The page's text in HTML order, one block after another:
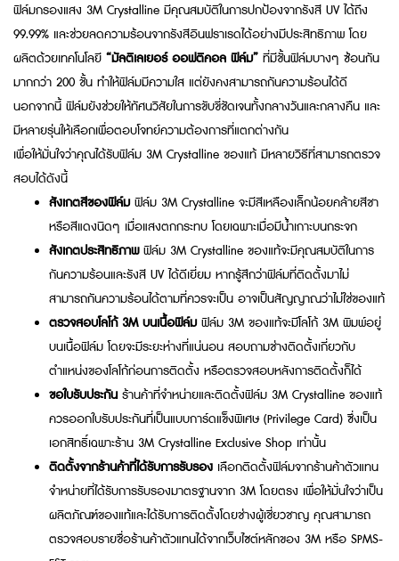
ฟิล์มกรองแสง 3M Crystalline มีคุณสมบัติในการปกป้องจากรังสี UV ได้ถึง
99.99% และช่วยลดความร้อนจากรังสีอินฟราเรดได้อย่างมีประสิทธิภาพ โดย
ผลิตด้วยเทคโนโลยี “มัลติเลเยอร์ ออฟติคอล ฟิล์ม” ที่มีชั้นฟิล์มบางๆ ซ้อนกัน
มากกว่า 200 ชั้น ทำให้ฟิล์มมีความใส แต่ยังคงสามารถกันความร้อนได้ดี
นอกจากนี้ ฟิล์มยังช่วยให้ทัศนวิสัยในการขับขี่ชัดเจนทั้งกลางวันและกลางคืน และ
มีหลายรุ่นให้เลือกเพื่อตอบโจทย์ความต้องการที่แตกต่างกัน
เพื่อให้มั่นใจว่าคุณได้รับฟิล์ม 3M Crystalline ของแท้ มีหลายวิธีที่สามารถตรวจ
สอบได้ดังนี้
สังเกตสีของฟิล์มฟิล์ม 3M Crystalline จะมีสีเหลืองเล็กน้อยคล้ายสีชา
หรือสีแดงนิดๆ เมื่อแสงตกกระทบ โดยเฉพาะเมื่อมีน้ำเกาะบนกระจก
สังเกตประสิทธิภาพ ฟิล์ม 3M Crystalline ของแท้จะมีคุณสมบัติในการ
กันความร้อนและรังสี UV ได้ดีเยี่ยม หากรู้สึกว่าฟิล์มที่ติดตั้งมาไม่
สามารถกันความร้อนได้ตามที่ควรจะเป็น อาจเป็นสัญญาณว่าไม่ใช่ของแท้
ตรวจสอบโลโก้ 3M บนเนื้อฟิล์มฟิล์ม 3M ของแท้จะมีโลโก้ 3M พิมพ์อยู่
บนเนื้อฟิล์ม โดยจะมีระยะห่างที่แน่นอน สอบถามช่างติดตั้งเกี่ยวกับ
ตำแหน่งของโลโก้ก่อนการติดตั้ง หรือตรวจสอบหลังการติดตั้งก็ได้
ขอใบรับประกันร้านค้าที่จำหน่ายและติดตั้งฟิล์ม 3M Crystalline ของแท้
ควรออกใบรับประกันที่เป็นแบบการ์ดแข็งพิเศษ (Privilege Card) ซึ่งเป็น
เอกสิทธิ์เฉพาะร้าน 3M Crystalline Exclusive Shop เท่านั้น
ติดตั้งจากร้านค้าที่ได้รับการรับรอง เลือกติดตั้งฟิล์มจากร้านค้าตัวแทน
จำหน่ายที่ได้รับการรับรองมาตรฐานจาก 3M โดยตรง เพื่อให้มั่นใจว่าเป็น
ผลิตภัณฑ์ของแท้และได้รับการติดตั้งโดยช่างผู้เชี่ยวชาญ คุณสามารถ
ตรวจสอบรายชื่อร้านค้าตัวแทนได้จากเว็บไซต์หลักของ 3M หรือ SPMS-